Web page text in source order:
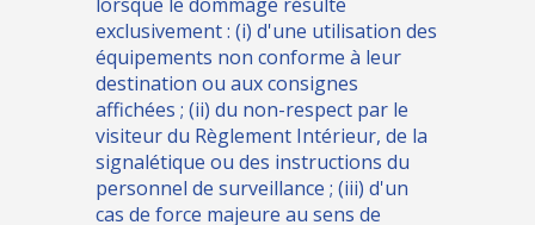
exclusivement : (i) d'une utilisation des
équipements non conforme à leur
destination ou aux consignes
affichées ; (ii) du non-respect par le
visiteur du Règlement Intérieur, de la
signalétique ou des instructions du
personnel de surveillance ; (iii) d'un
cas de force majeure au sens de